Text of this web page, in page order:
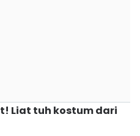
Liat tuh kostum dari